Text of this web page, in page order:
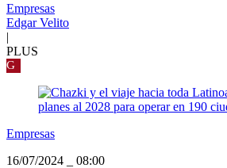
Empresas
Edgar Velito
|
PLUS
G
Empresas
16/07/2024
08:00